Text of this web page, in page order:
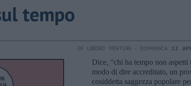
tempo
DI LIBERO VENTURI - DOMENICA 12
Dice, “chi ha tempo non aspetti
modo di dire accreditato, un
cosiddetta saggezza popolare